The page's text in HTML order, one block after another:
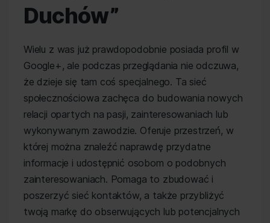
Duchów”
Wielu z was już prawdopodobnie posiada profil w
Google+, ale podczas przeglądania nie odczuwa,
że dzieje się tam coś specjalnego. Ta sieć
społecznościowa zachęca do budowania nowych
relacji opartych na pasji, zainteresowaniach lub
wykonywanym zawodzie. Oferuje przestrzeń, w
której można znaleźć naprawdę przydatne
informacje i udostępnić osobom o podobnych
zainteresowaniach. Pomaga to zbudować i
poszerzyć sieć kontaktów, a także przybliżyć
twoją markę do obserwujących lub potencjalnych